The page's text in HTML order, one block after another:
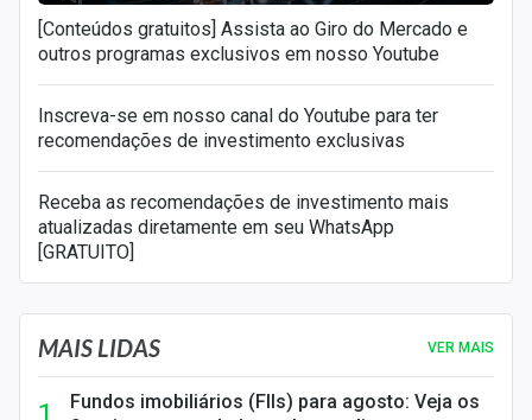
[Conteúdos gratuitos] Assista ao Giro do Mercado e
outros programas exclusivos em nosso Youtube
Inscreva-se em nosso canal do Youtube para ter
recomendações de investimento exclusivas
Receba as recomendações de investimento mais
atualizadas diretamente em seu WhatsApp
[GRATUITO]
MAIS LIDAS VER MAIS
Fundos imobiliários (FIIs) para agosto: Veja os